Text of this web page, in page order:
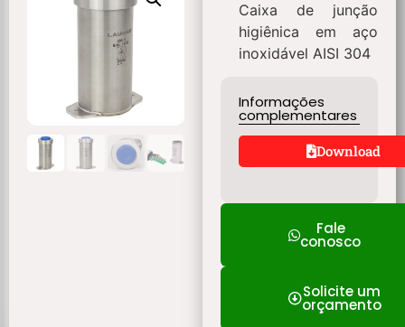
Caixa de junção
higiênica em aço
inoxidável AISI 304
Informações
complementares
Download
Fale
conosco
Solicite um
orçamento